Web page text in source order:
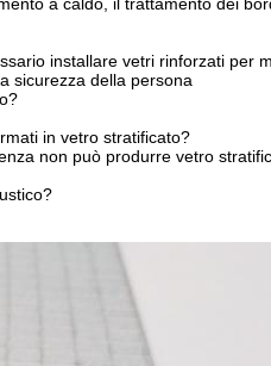
installare vetri rinforzati per
sicurezza della persona
in vetro stratificato?
non può produrre vetro